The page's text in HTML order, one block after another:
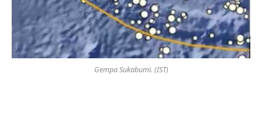
Gempa Sukabumi. (IST)